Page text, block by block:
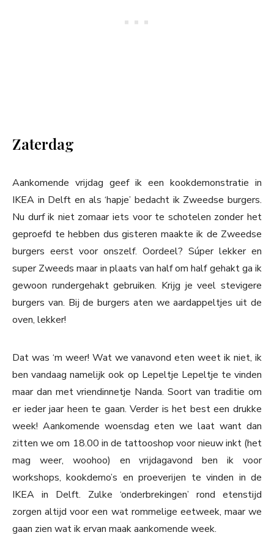
Zaterdag
Aankomende vrijdag geef ik een kookdemonstratie in
IKEA in Delft en als ‘hapje’ bedacht ik Zweedse burgers.
Nu durf ik niet zomaar iets voor te schotelen zonder het
geproefd te hebben dus gisteren maakte ik de Zweedse
burgers eerst voor onszelf. Oordeel? Súper lekker en
super Zweeds maar in plaats van half om half gehakt ga ik
gewoon rundergehakt gebruiken. Krijg je veel stevigere
burgers van. Bij de burgers aten we aardappeltjes uit de
oven, lekker!
Dat was ‘m weer! Wat we vanavond eten weet ik niet, ik
ben vandaag namelijk ook op Lepeltje Lepeltje te vinden
maar dan met vriendinnetje Nanda. Soort van traditie om
er ieder jaar heen te gaan. Verder is het best een drukke
week! Aankomende woensdag eten we laat want dan
zitten we om 18.00 in de tattooshop voor nieuw inkt (het
mag weer, woohoo) en vrijdagavond ben ik voor
workshops, kookdemo’s en proeverijen te vinden in de
IKEA in Delft. Zulke ‘onderbrekingen’ rond etenstijd
zorgen altijd voor een wat rommelige eetweek, maar we
gaan zien wat ik ervan maak aankomende week.